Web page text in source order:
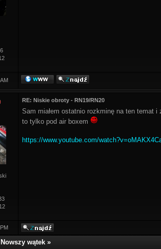
RE: Niskie obroty - RN19/RN20
Sam miałem ostatnio rozkminę na ten temat
to tylko pod air boxem
https://www.youtube.com/
Nowszy wątek »